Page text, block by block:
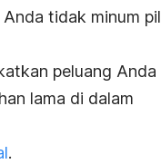
tidak minum pil
peluang Anda
lama di dalam
.